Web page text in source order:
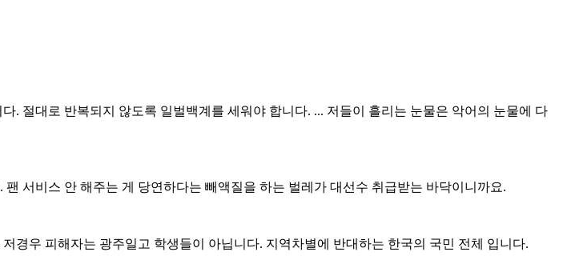
. 절대로 반복되지 않도록 일벌백계를 세워야 합니다. ... 저들이 흘리는 눈물은 악어의 눈물에 다
서비스 안 해주는 게 당연하다는 빼액질을 하는 벌레가 대선수 취급받는 바닥이니까요.
경우 피해자는 광주일고 학생들이 아닙니다. 지역차별에 반대하는 한국의 국민 전체 입니다.